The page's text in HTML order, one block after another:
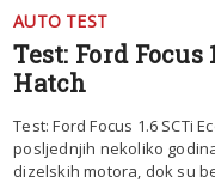
AUTO TEST
Test: Ford Focus
Hatch
Test: Ford Focus 1.6 SCTi
posljednjih nekoliko
dizelskih motora, dok su